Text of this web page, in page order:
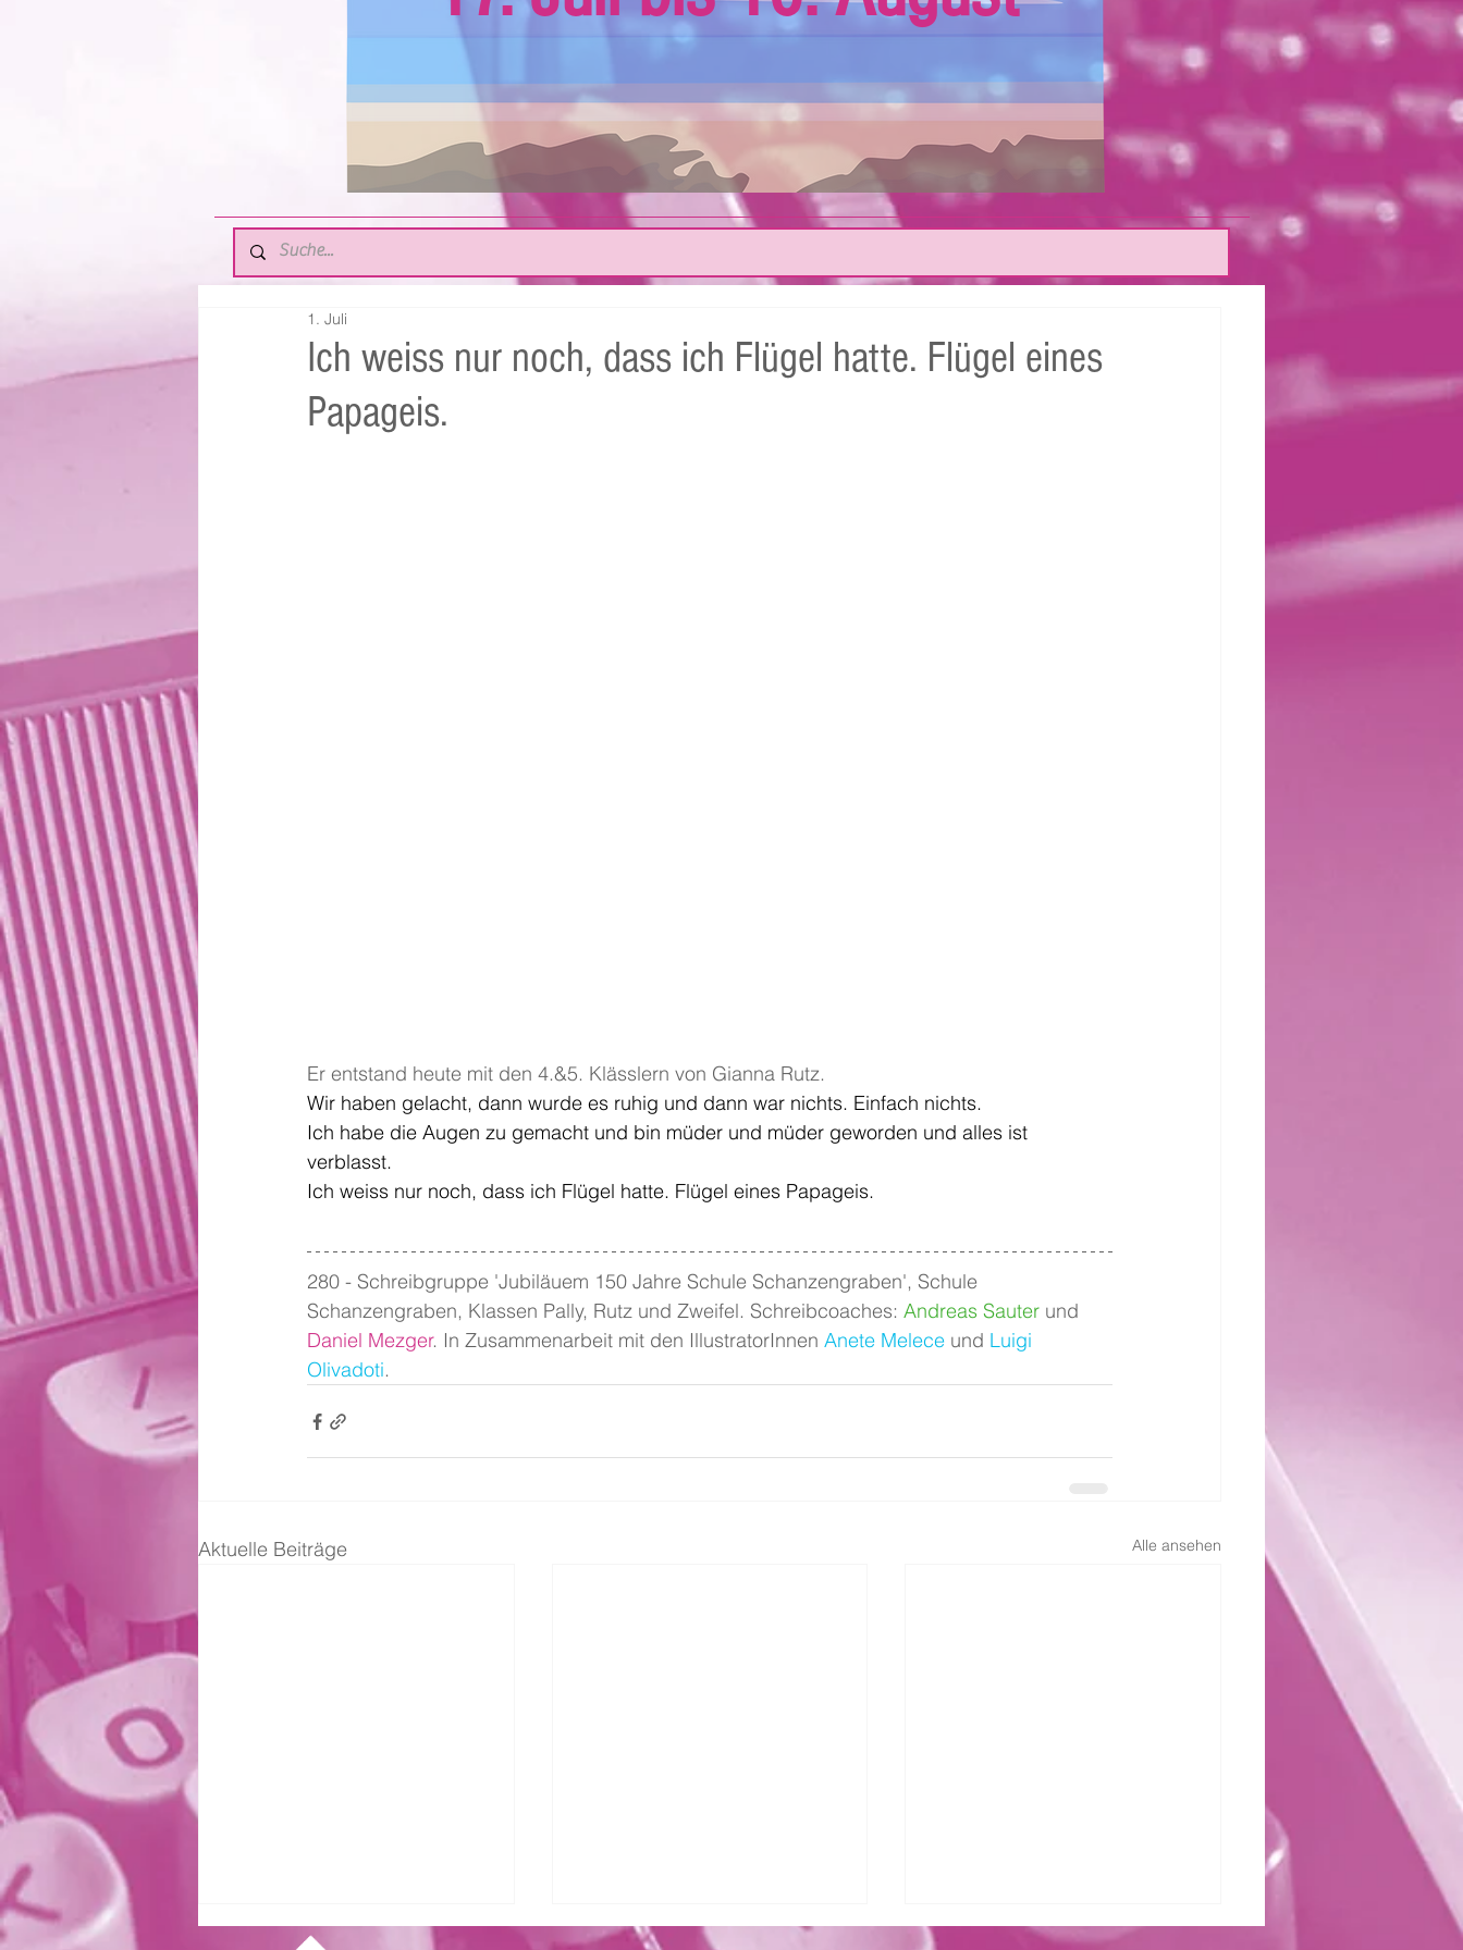
Ich weiss nur noch, dass ich Flügel hatte. Flügel eines
Papageis.
1. Juli
Er entstand heute mit den 4.&5. Klässlern von Gianna Rutz.
Wir haben gelacht, dann wurde es ruhig und dann war nichts. Einfach nichts.
Ich habe die Augen zu gemacht und bin müder und müder geworden und alles ist
verblasst.
Ich weiss nur noch, dass ich Flügel hatte. Flügel eines Papageis.
280 - Schreibgruppe 'Jubiläuem 150 Jahre Schule Schanzengraben', Schule
Schanzengraben, Klassen Pally, Rutz und Zweifel. Schreibcoaches: Andreas Sauter und
Daniel Mezger. In Zusammenarbeit mit den IllustratorInnen Anete Melece und Luigi
Olivadoti.
Aktuelle Beiträge Alle ansehen